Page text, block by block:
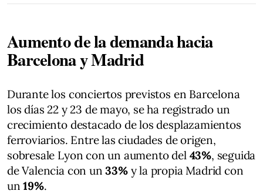
Aumento de la demanda hacia
Barcelona y Madrid
Durante los conciertos previstos en Barcelona
los días 22 y 23 de mayo, se ha registrado un
crecimiento destacado de los desplazamientos
ferroviarios. Entre las ciudades de origen,
sobresale Lyon con un aumento del 43%, seguida
de Valencia con un33%y la propia Madrid con
un19%.